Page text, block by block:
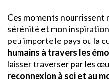
Ces moments nourrissent
sérénité et mon
peu importe le pays ou la
humains à travers les
laisser traverser par les
reconnexion à soi et au